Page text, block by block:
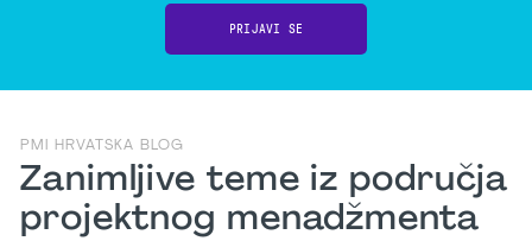
PRIJAVI SE
PMI HRVATSKA BLOG
Zanimljive teme iz područja
projektnog menadžmenta